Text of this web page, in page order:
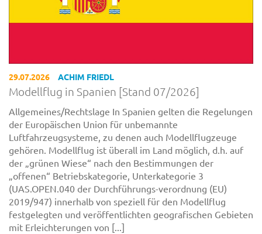
29.07.2026 ACHIM FRIEDL
Modellflug in Spanien [Stand 07/2026]
Allgemeines/Rechtslage In Spanien gelten die Regelungen
der Europäischen Union für unbemannte
Luftfahrzeugsysteme, zu denen auch Modellflugzeuge
gehören. Modellflug ist überall im Land möglich, d.h. auf
der „grünen Wiese“ nach den Bestimmungen der
„offenen“ Betriebskategorie, Unterkategorie 3
(UAS.OPEN.040 der Durchführungs-verordnung (EU)
2019/947) innerhalb von speziell für den Modellflug
festgelegten und veröffentlichten geografischen Gebieten
mit Erleichterungen von [...]